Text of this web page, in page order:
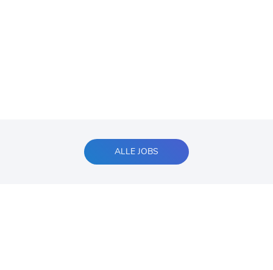
ALLE JOBS